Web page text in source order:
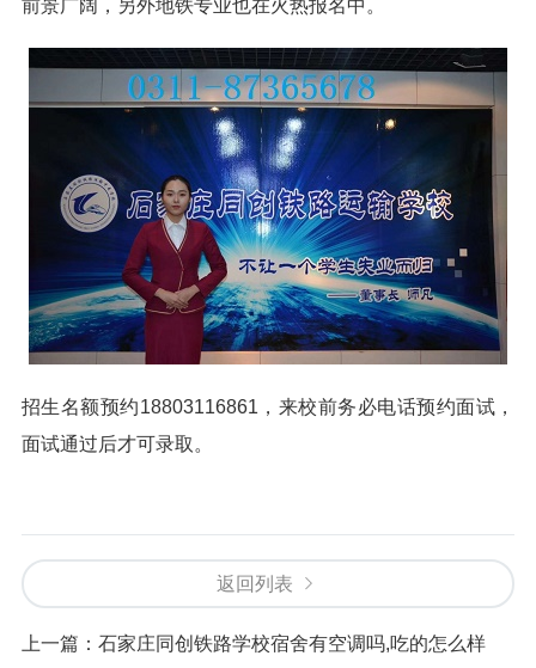
前景广阔，另外地铁专业也在火热报名中。
招生名额预约18803116861，来校前务必电话预约面试，
面试通过后才可录取。
返回列表
上一篇： 石家庄同创铁路学校宿舍有空调吗,吃的怎么样